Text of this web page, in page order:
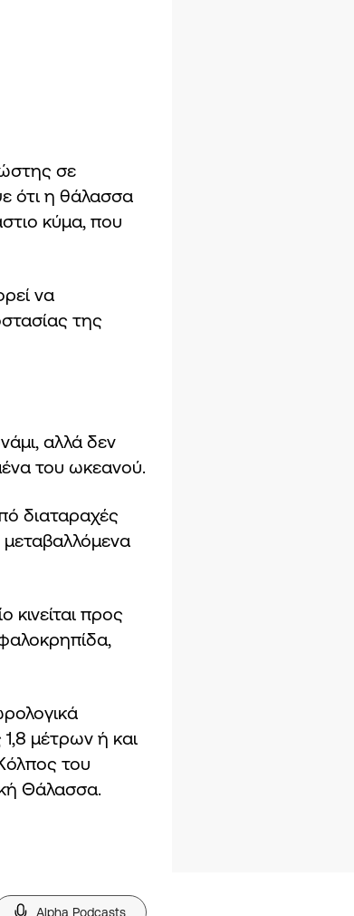
σε
ότι η θάλασσα
κύμα, που
να
της
αλλά δεν
του ωκεανού.
διαταραχές
κινείται προς
μέτρων ή και
του
Θάλασσα.
Alpha Podcasts